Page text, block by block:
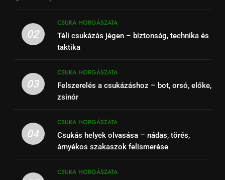
02
CSUKA HORGÁSZATA
Téli csukázás jégen – biztonság, technika és
taktika
03
CSUKA HORGÁSZATA
Felszerelés a csukázáshoz – bot, orsó, előke,
zsinór
04
CSUKA HORGÁSZATA
Csukás helyek olvasása – nádas, törés,
árnyékos szakaszok felismerése
CSUKA HORGÁSZATA